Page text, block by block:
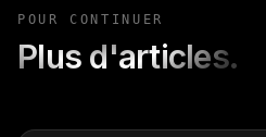
POUR CONTINUER
Plus d'articles.